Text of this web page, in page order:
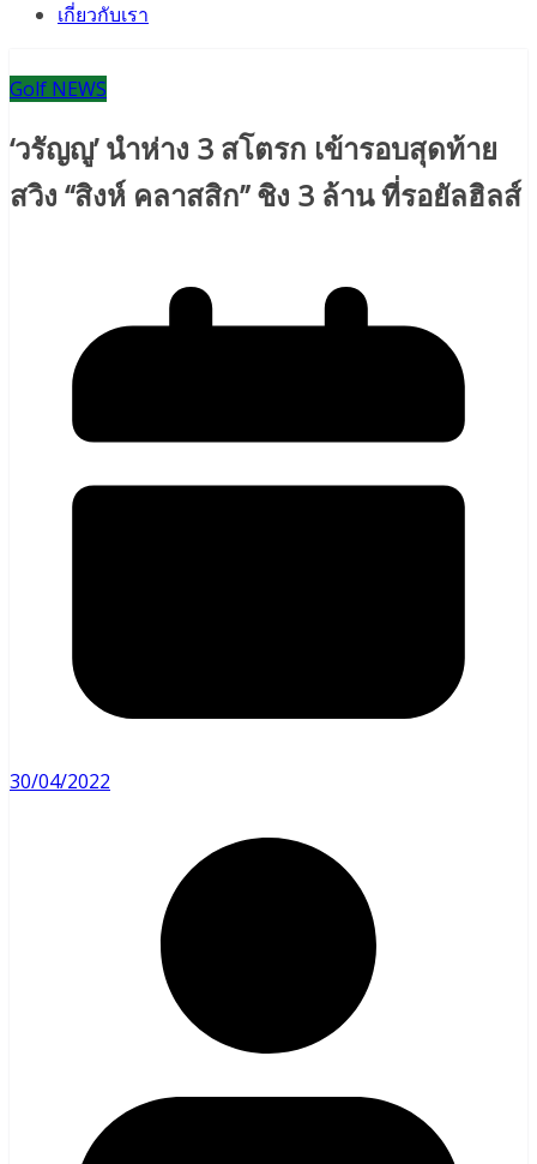
เกี่ยวกับเรา
Golf NEWS
‘วรัญญู’ นำห่าง 3 สโตรก เข้ารอบสุดท้าย
สวิง “สิงห์ คลาสสิก” ชิง 3 ล้าน ที่รอยัลฮิลส์
30/04/2022